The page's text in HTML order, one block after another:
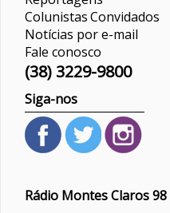
ColunistasConvidados
Notícias por e-mail
Fale conosco
(38) 3229-9800
Siga-nos
Rádio Montes Claros 98